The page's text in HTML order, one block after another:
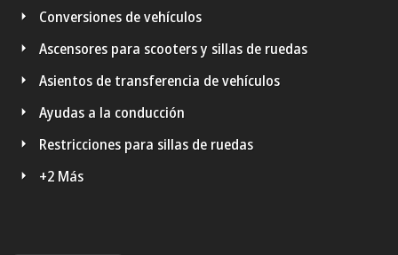
Conversiones de vehículos
Ascensores para scooters y sillas de ruedas
Asientos de transferencia de vehículos
Ayudas a la conducción
Restricciones para sillas de ruedas
+2 Más